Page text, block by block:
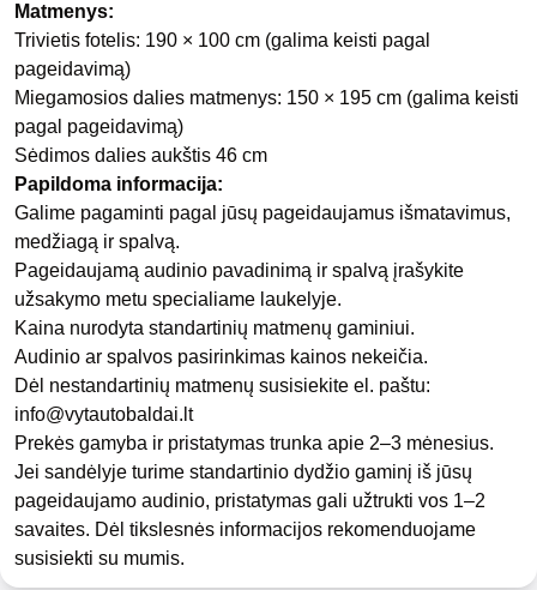
Matmenys:
Trivietis fotelis: 190 × 100 cm (galima keisti pagal
pageidavimą)
Miegamosios dalies matmenys: 150 × 195 cm (galima keisti
pagal pageidavimą)
Sėdimos dalies aukštis 46 cm
Papildoma informacija:
Galime pagaminti pagal jūsų pageidaujamus išmatavimus,
medžiagą ir spalvą.
Pageidaujamą audinio pavadinimą ir spalvą įrašykite
užsakymo metu specialiame laukelyje.
Kaina nurodyta standartinių matmenų gaminiui.
Audinio ar spalvos pasirinkimas kainos nekeičia.
Dėl nestandartinių matmenų susisiekite el. paštu:
info@vytautobaldai.lt
Prekės gamyba ir pristatymas trunka apie 2–3 mėnesius.
Jei sandėlyje turime standartinio dydžio gaminį iš jūsų
pageidaujamo audinio, pristatymas gali užtrukti vos 1–2
savaites. Dėl tikslesnės informacijos rekomenduojame
susisiekti su mumis.